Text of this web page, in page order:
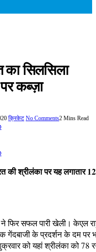
का सिलसिला
कब्ज़ा
क्रिकेट No Comments2 Mins Read
की श्रीलंका पर यह लगातार
फिर सफल पारी खेली। केएल
के प्रदर्शन के दम पर
को यहां श्रीलंका को 78